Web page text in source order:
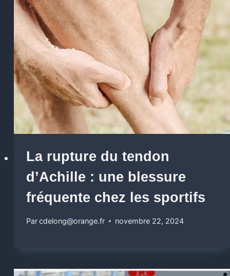
La rupture du tendon
d’Achille : une blessure
fréquente chez les sportifs
Parcdelong@orange.fr novembre 22, 2024